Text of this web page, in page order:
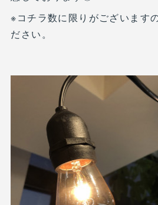
※コチラ数に限りがございます
ださい。